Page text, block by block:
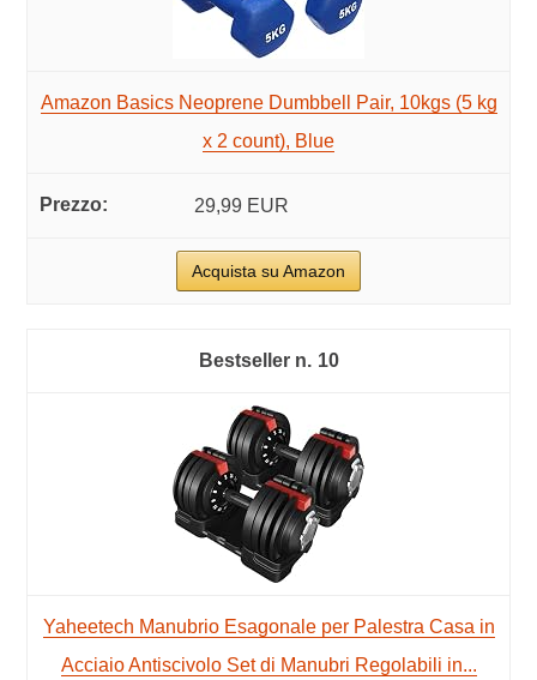
Amazon Basics Neoprene Dumbbell Pair, 10kgs (5 kg
x 2 count), Blue
29,99 EUR
Acquista su Amazon
10
Yaheetech Manubrio Esagonale per Palestra Casa in
Acciaio Antiscivolo Set di Manubri Regolabili in...